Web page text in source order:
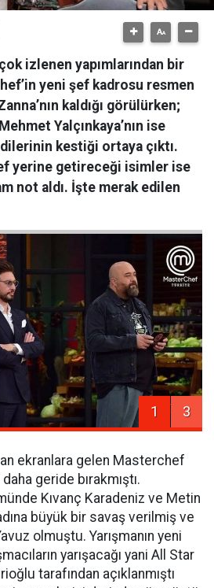
izlenen yapımlarından bir
yeni şef kadrosu resmen
kaldığı görülürken;
Yalçınkaya’nın ise
kestiği ortaya çıktı.
yerine getireceği isimler ise
not aldı. İşte merak edilen
1 3
ekranlara gelen Masterchef
geride bırakmıştı.
Kıvanç Karadeniz ve Metin
büyük bir savaş verilmiş ve
olmuştu. Yarışmanın yeni
yarışacağı yani All Star
tarafından açıklanmıştı